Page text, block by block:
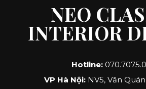
NEO
INTERIOR
Hotline:
VP Hà Nội:NV5, Văn